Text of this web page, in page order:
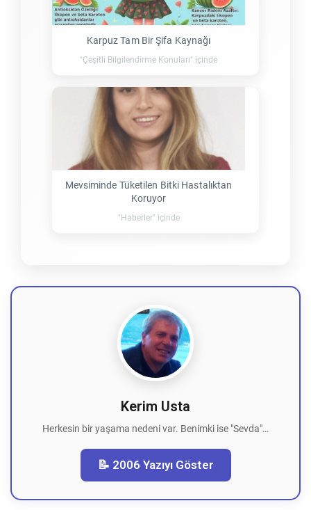
Karpuz Tam Bir Şifa Kaynağı
"Çeşitli Bilgilendirme Konuları" içinde
Mevsiminde Tüketilen Bitki Hastalıktan
Koruyor
"Haberler" içinde
Kerim Usta
Herkesin bir yaşama nedeni var. Benimki ise "Sevda"…
📝 2006 Yazıyı Göster